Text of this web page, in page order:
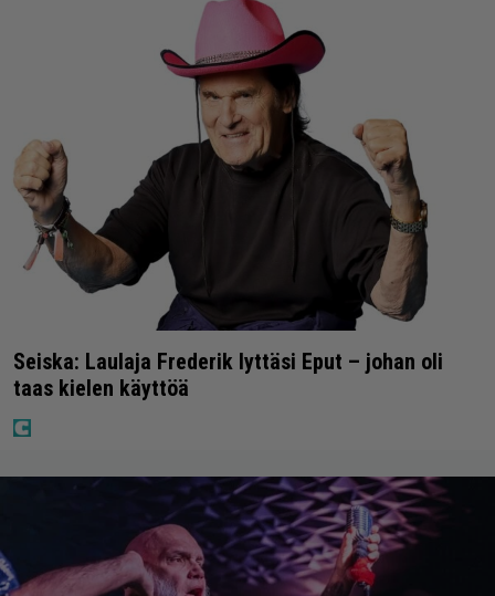
Seiska: Laulaja Frederik lyttäsi Eput – johan oli
taas kielen käyttöä